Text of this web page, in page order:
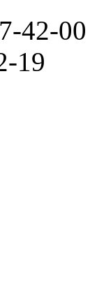
42-00
19